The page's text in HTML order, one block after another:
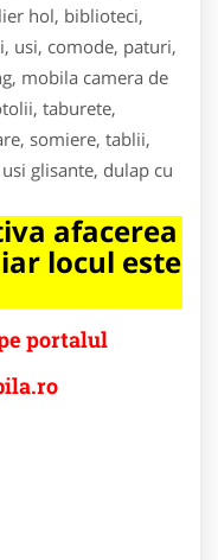
hol, biblioteci,
usi, comode, paturi,
mobila camera de
taburete,
somiere, tablii,
glisante, dulap cu
afacerea
locul este
portalul